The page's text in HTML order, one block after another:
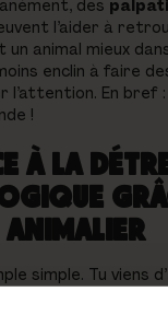
des
l’aider à
un animal mieux
enclin à faire
l’attention. En bref
!
À LA
simple. Tu viens d’